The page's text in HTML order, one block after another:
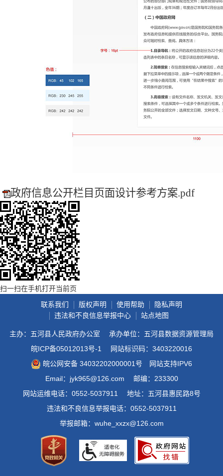
政府信息公开栏目页面设计参考方案.pdf
扫一扫在手机打开当前页
联系我们
版权声明 使用帮助
隐私声明
违法和不良信息举报中心
站点地图
主办：五河县人民政府办公室
承办单位：五河县数据资源管理局
皖ICP备05012013号-1
网站标识码：3403220016
皖公网安备 34032202000001号
网站支持IPV6
Email：jyk965@126.com
邮编：233300
网站运维电话：0552-5037911
地址：五河县惠民路8号
违法和不良信息举报电话：0552-5037911
举报邮箱：wuhe_xxzx@126.com